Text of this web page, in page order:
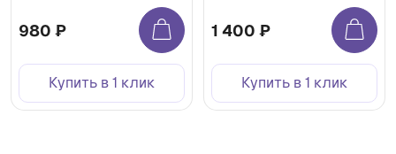
980 ₽
Купить в 1 клик
1 400 ₽
Купить в 1 клик